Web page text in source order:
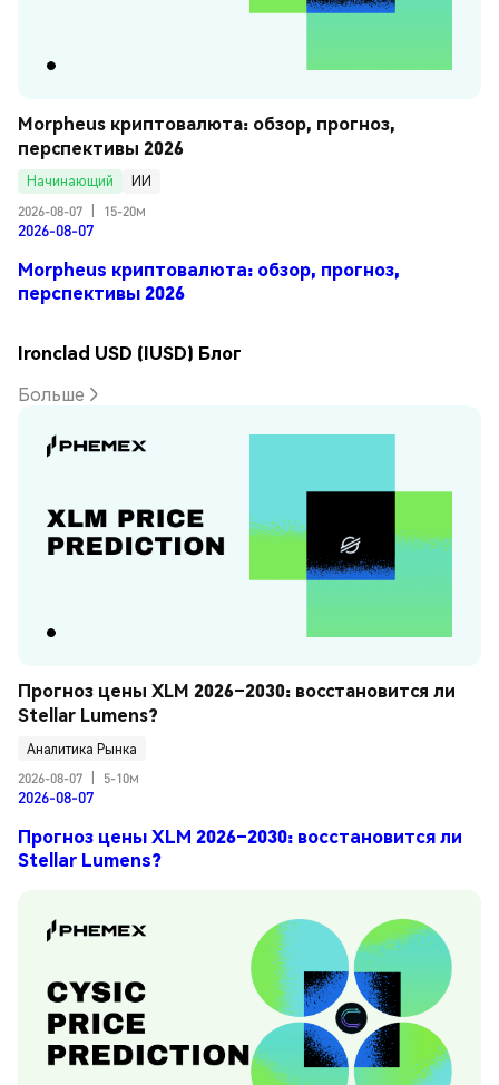
Morpheus криптовалюта: обзор, прогноз,
перспективы 2026
Начинающий
ИИ
2026-08-07
15-20м
2026-08-07
Morpheus криптовалюта: обзор, прогноз,
перспективы 2026
Ironclad USD (IUSD) Блог
Больше
Прогноз цены XLM 2026–2030: восстановится ли
Stellar Lumens?
Аналитика Рынка
2026-08-07
5-10м
2026-08-07
Прогноз цены XLM 2026–2030: восстановится ли
Stellar Lumens?